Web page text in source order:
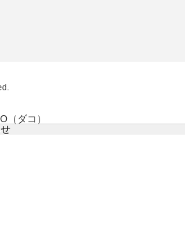
（ダコ）